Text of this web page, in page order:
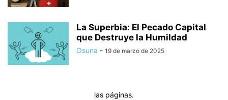
La Superbia: El Pecado Capital
que Destruye la Humildad
Osuna - 19 de marzo de 2025
las páginas.